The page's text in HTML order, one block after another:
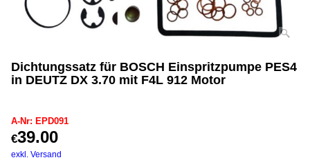
Dichtungssatz für BOSCH Einspritzpumpe PES4
in DEUTZ DX 3.70 mit F4L 912 Motor
A-Nr: EPD091
€39.00
exkl. Versand